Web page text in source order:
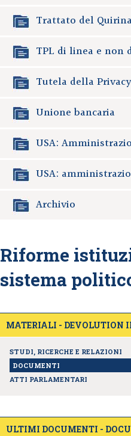
Trattato del
TPL di linea e non
Tutela della Privacy
Unione bancaria
USA:
USA:
Archivio
Riforme
sistema
MATERIALI - DEVOLUTION
STUDI, RICERCHE E RELAZIONI
DOCUMENTI
ATTI PARLAMENTARI
ULTIMI DOCUMENTI -